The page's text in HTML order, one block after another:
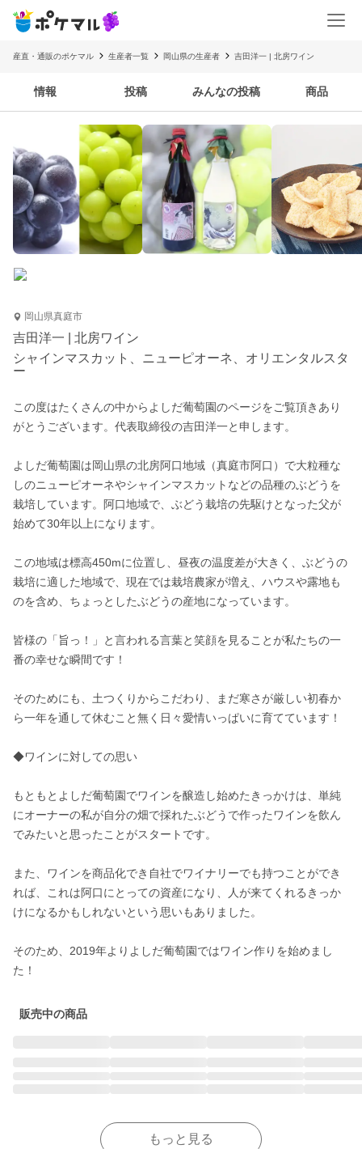
産直・通販のポケマル 生産者一覧 岡山県の生産者 吉田洋一 | 北房ワイン
情報 投稿 みんなの投稿 商品
岡山県真庭市
吉田洋一 | 北房ワイン
シャインマスカット、ニューピオーネ、オリエンタルスタ
ー
この度はたくさんの中からよしだ葡萄園のページをご覧頂きあり
がとうございます。代表取締役の吉田洋一と申します。
よしだ葡萄園は岡山県の北房阿口地域（真庭市阿口）で大粒種な
しのニューピオーネやシャインマスカットなどの品種のぶどうを
栽培しています。阿口地域で、ぶどう栽培の先駆けとなった父が
始めて30年以上になります。
この地域は標高450mに位置し、昼夜の温度差が大きく、ぶどうの
栽培に適した地域で、現在では栽培農家が増え、ハウスや露地も
のを含め、ちょっとしたぶどうの産地になっています。
皆様の「旨っ！」と言われる言葉と笑顔を見ることが私たちの一
番の幸せな瞬間です！
そのためにも、土つくりからこだわり、まだ寒さが厳しい初春か
ら一年を通して休むこと無く日々愛情いっぱいに育てています！
◆ワインに対しての思い
もともとよしだ葡萄園でワインを醸造し始めたきっかけは、単純
にオーナーの私が自分の畑で採れたぶどうで作ったワインを飲ん
でみたいと思ったことがスタートです。
また、ワインを商品化でき自社でワイナリーでも持つことができ
れば、これは阿口にとっての資産になり、人が来てくれるきっか
けになるかもしれないという思いもありました。
そのため、2019年よりよしだ葡萄園ではワイン作りを始めまし
た！
販売中の商品
もっと見る